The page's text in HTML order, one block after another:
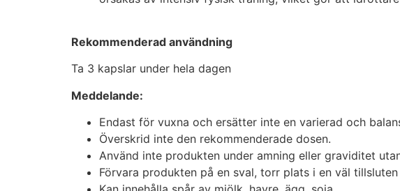
Rekommenderad användning
Ta 3 kapslar under hela dagen
Meddelande:
Endast för vuxna och ersätter inte en varierad och
Överskrid inte den rekommenderade dosen.
Använd inte produkten under amning eller graviditet
Förvara produkten på en sval, torr plats i en väl